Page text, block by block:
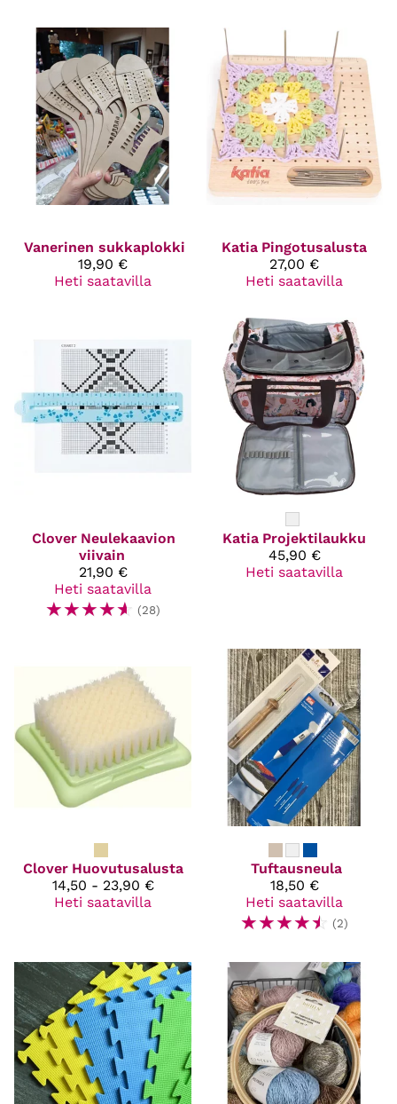
Vanerinen sukkaplokki
19,90 €
Heti saatavilla
Katia Pingotusalusta
27,00 €
Heti saatavilla
Clover Neulekaavion
viivain
21,90 €
Heti saatavilla
☆☆☆☆☆ (28)
Katia Projektilaukku
45,90 €
Heti saatavilla
Clover Huovutusalusta
14,50 - 23,90 €
Heti saatavilla
Tuftausneula
18,50 €
Heti saatavilla
☆☆☆☆☆ (2)